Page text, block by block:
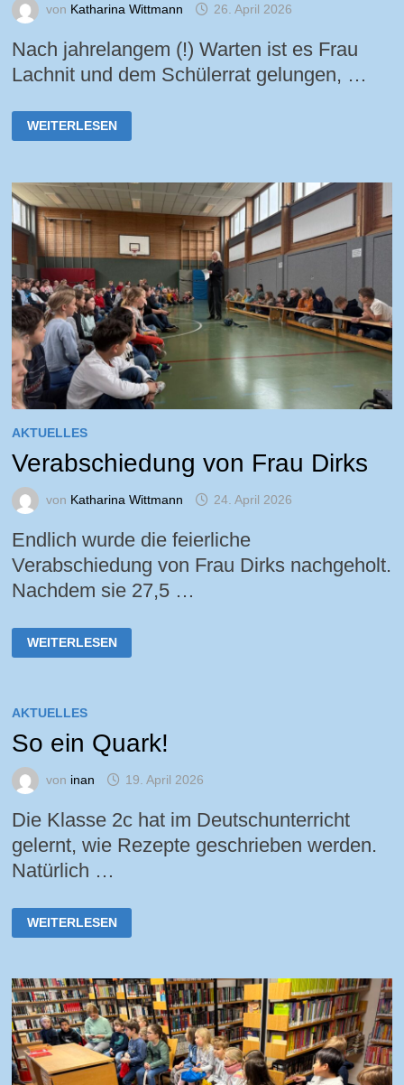
von Katharina Wittmann 26. April 2026
Nach jahrelangem (!) Warten ist es Frau
Lachnit und dem Schülerrat gelungen, …
UNSERER
NEUEN
7.11.2025
WEITERLESEN
AKTUELLES
Verabschiedung von Frau Dirks
von Katharina Wittmann 24. April 2026
Endlich wurde die feierliche
Verabschiedung von Frau Dirks nachgeholt.
Nachdem sie 27,5 …
VERABSCHIEDUNG
VON
FRAU
WEITERLESEN
AKTUELLES
So ein Quark!
von inan 19. April 2026
Die Klasse 2c hat im Deutschunterricht
gelernt, wie Rezepte geschrieben werden.
Natürlich …
EIN
QUARK!
WEITERLESEN